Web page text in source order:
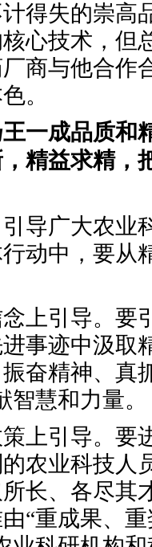
失的崇高
心技术，但
商与他合作
。
成品质和
精益求精，
引导广大农业
动中，要从
引导。要
事迹中汲取
奋精神、真
慧和力量。
引导。要
农业科技人
长、各尽其
“重成果、